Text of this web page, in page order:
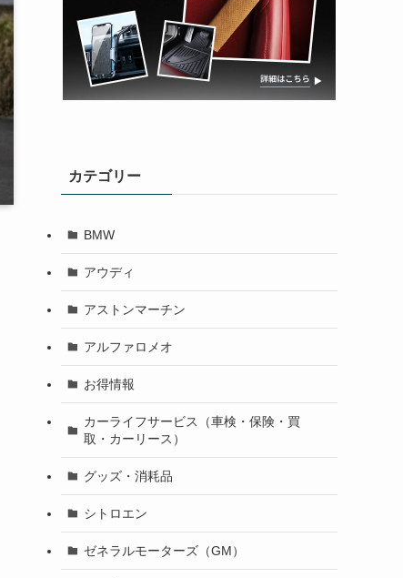
カテゴリー
BMW
アウディ
アストンマーチン
アルファロメオ
お得情報
カーライフサービス（車検・保険・買
取・カーリース）
グッズ・消耗品
シトロエン
ゼネラルモーターズ（GM）